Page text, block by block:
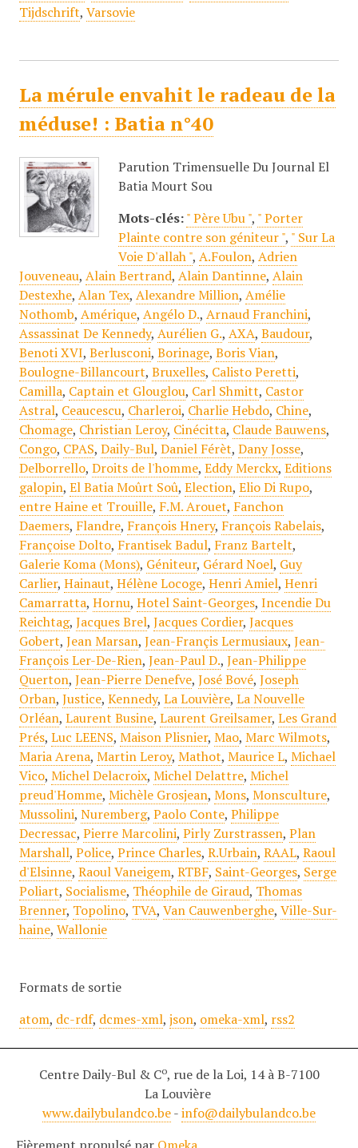
Tijdschrift, Varsovie
La mérule envahit le radeau de la
méduse! : Batia n°40
Parution Trimensuelle Du Journal El
Batia Mourt Sou
Mots-clés: " Père Ubu ", " Porter
Plainte contre son géniteur ", " Sur La
Voie D'allah ", A.Foulon, Adrien
Jouveneau, Alain Bertrand, Alain Dantinne, Alain
Destexhe, Alan Tex, Alexandre Million, Amélie
Nothomb, Amérique, Angélo D., Arnaud Franchini,
Assassinat De Kennedy, Aurélien G., AXA, Baudour,
Benoti XVI, Berlusconi, Borinage, Boris Vian,
Boulogne-Billancourt, Bruxelles, Calisto Peretti,
Camilla, Captain et Glouglou, Carl Shmitt, Castor
Astral, Ceaucescu, Charleroi, Charlie Hebdo, Chine,
Chomage, Christian Leroy, Cinécitta, Claude Bauwens,
Congo, CPAS, Daily-Bul, Daniel Férèt, Dany Josse,
Delborrello, Droits de l'homme, Eddy Merckx, Editions
galopin, El Batia Moûrt Soû, Election, Elio Di Rupo,
entre Haine et Trouille, F.M. Arouet, Fanchon
Daemers, Flandre, François Hnery, François Rabelais,
Françoise Dolto, Frantisek Badul, Franz Bartelt,
Galerie Koma (Mons), Géniteur, Gérard Noel, Guy
Carlier, Hainaut, Hélène Locoge, Henri Amiel, Henri
Camarratta, Hornu, Hotel Saint-Georges, Incendie Du
Reichtag, Jacques Brel, Jacques Cordier, Jacques
Gobert, Jean Marsan, Jean-Françis Lermusiaux, Jean-
François Ler-De-Rien, Jean-Paul D., Jean-Philippe
Querton, Jean-Pierre Denefve, José Bové, Joseph
Orban, Justice, Kennedy, La Louvière, La Nouvelle
Orléan, Laurent Busine, Laurent Greilsamer, Les Grand
Prés, Luc LEENS, Maison Plisnier, Mao, Marc Wilmots,
Maria Arena, Martin Leroy, Mathot, Maurice L, Michael
Vico, Michel Delacroix, Michel Delattre, Michel
preud'Homme, Michèle Grosjean, Mons, Monsculture,
Mussolini, Nuremberg, Paolo Conte, Philippe
Decressac, Pierre Marcolini, Pirly Zurstrassen, Plan
Marshall, Police, Prince Charles, R.Urbain, RAAL, Raoul
d'Elsinne, Raoul Vaneigem, RTBF, Saint-Georges, Serge
Poliart, Socialisme, Théophile de Giraud, Thomas
Brenner, Topolino, TVA, Van Cauwenberghe, Ville-Sur-
haine, Wallonie
Formats de sortie
atom, dc-rdf, dcmes-xml, json, omeka-xml, rss2
Centre Daily-Bul & Co, rue de la Loi, 14 à B-7100
La Louvière
www.dailybulandco.be-info@dailybulandco.be